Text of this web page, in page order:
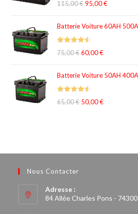
115,00€ 95,00€
Batterie Voiture 60AH
Rated 4.51
75,00€ 60,00€
Batterie Voiture 50AH
Rated 4.51
65,00€ 50,00€
Nous Contacter
Adresse :
84 Allée Charles Pons -